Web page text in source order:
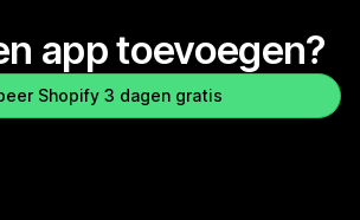
app toevoegen?
Shopify 3 dagen gratis